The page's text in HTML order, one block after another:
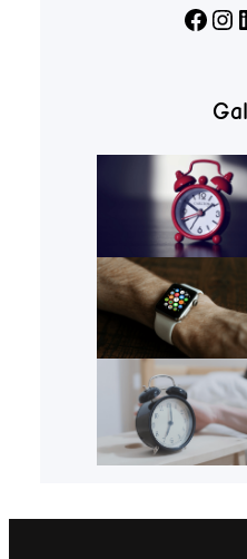
Facebook Instagram